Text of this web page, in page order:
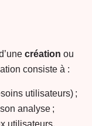
création ou
consiste à :
utilisateurs) ;
analyse ;
utilisateurs.